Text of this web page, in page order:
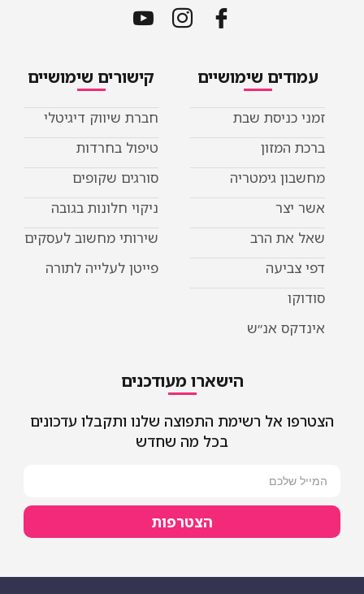
עמודים שימושיים
זמני כניסת שבת
ברכת המזון
מחשבון גימטריה
אשר יצר
שאל את הרב
דפי צביעה
סודוקו
אינדקס אנ״ש
קישורים שימושיים
חברת שיווק דיגיטלי
טיפול בחרדות
סורגים שקופים
ניקוי חלונות בגובה
שירותי מחשוב לעסקים
פייטן לעלייה לתורה
הישארו מעודכנים
הצטרפו אל רשימת התפוצה שלנו ותקבלו עדכונים
בכל מה שחדש
הצטרפות